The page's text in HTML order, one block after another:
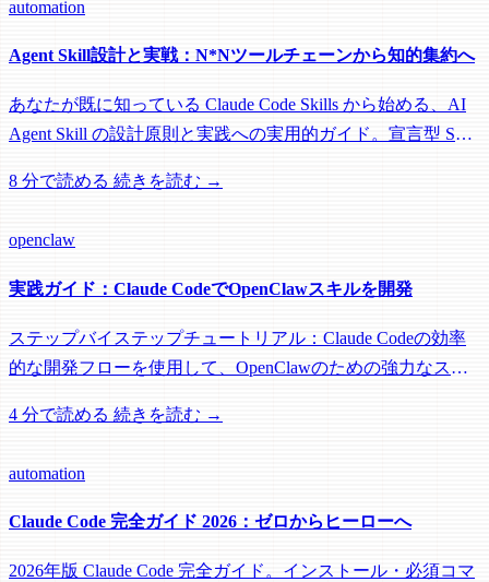
automation
Agent Skill設計と実戦：N*Nツールチェーンから知的集約へ
あなたが既に知っている Claude Code Skills から始める、AI
Agent Skill の設計原則と実践への実用的ガイド。宣言型 Skill
N*N ツールチェーン問題を解決する方法を学びます。
8 分で読める 続きを読む →
openclaw
実践ガイド：Claude CodeでOpenClawスキルを開発
ステップバイステップチュートリアル：Claude Codeの効率
的な開発フローを使用して、OpenClawのための強力なスキ
まで、完全な開発者ガイド。
4 分で読める 続きを読む →
automation
Claude Code 完全ガイド 2026：ゼロからヒーローへ
2026年版 Claude Code 完全ガイド。インストール・必須コマ